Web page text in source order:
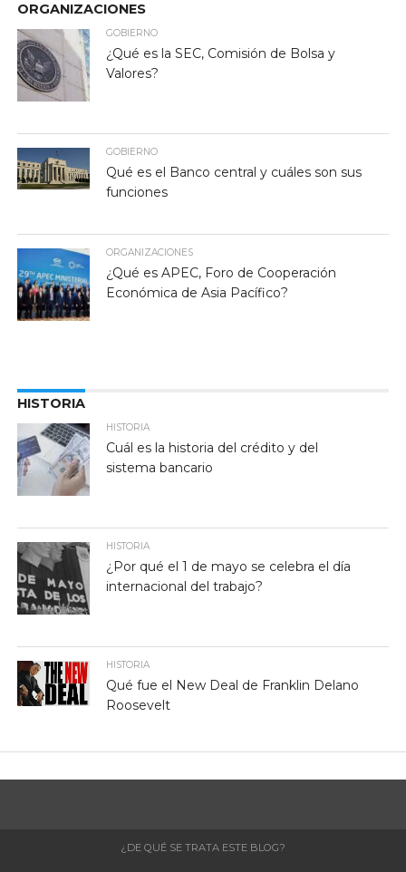
ORGANIZACIONES
GOBIERNO
¿Qué es la SEC, Comisión de Bolsa y
Valores?
GOBIERNO
Qué es el Banco central y cuáles son sus
funciones
ORGANIZACIONES
¿Qué es APEC, Foro de Cooperación
Económica de Asia Pacífico?
HISTORIA
HISTORIA
Cuál es la historia del crédito y del
sistema bancario
HISTORIA
¿Por qué el 1 de mayo se celebra el día
internacional del trabajo?
HISTORIA
Qué fue el New Deal de Franklin Delano
Roosevelt
¿DE QUÉ SE TRATA ESTE BLOG?